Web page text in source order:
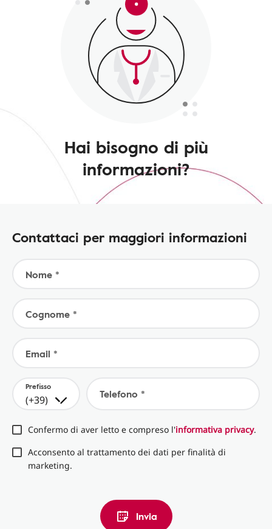
Hai bisogno di più
informazioni?
Contattaci per maggiori informazioni
Nome *
Cognome *
Email *
Prefisso
(+39) Telefono *
Confermo di aver letto e compreso l'informativa privacy.
Acconsento al trattamento dei dati per finalità di
marketing.
Invia